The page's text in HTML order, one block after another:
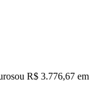
ou R$ 3.776,67 em